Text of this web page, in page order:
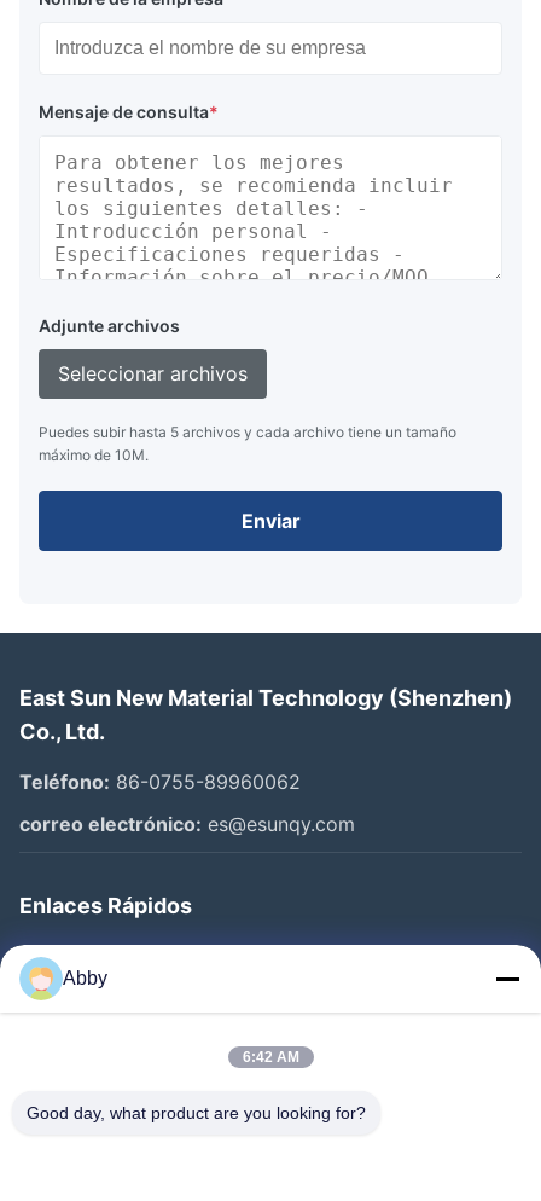
Mensaje de consulta*
Adjunte archivos
Seleccionar archivos
Puedes subir hasta 5 archivos y cada archivo tiene un tamaño
máximo de 10M.
Enviar
East Sun New Material Technology (Shenzhen)
Co., Ltd.
Teléfono: 86-0755-89960062
correo electrónico: es@esunqy.com
Enlaces Rápidos
Inicio
Productos
Visita A La Fábrica
Abby
6:42 AM
Good day, what product are you looking for?